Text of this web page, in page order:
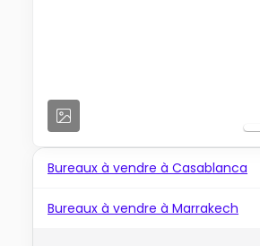
Bureaux à vendre à Casablanca
Bureaux à vendre à Marrakech